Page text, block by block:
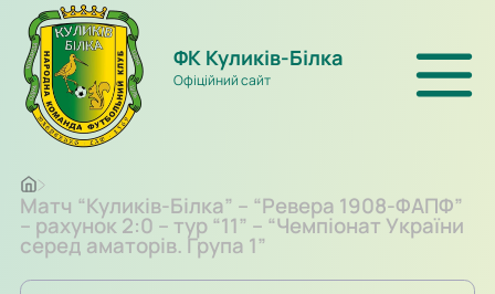
ФК Куликів-Білка
Офіційний сайт
Матч “Куликів-Білка” – “Ревера 1908-ФАПФ”
– рахунок 2:0 – тур “11” – “Чемпіонат України
серед аматорів. Група 1”